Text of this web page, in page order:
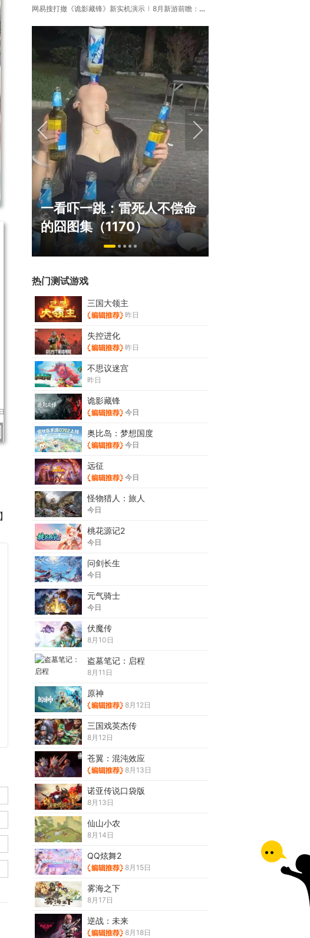
网易搜打撤《诡影藏锋》新实机演示 8月新游前瞻：《诡秘之主》领衔
绅士日报：国游泳装皮涩度
拉爆了！大雷熟女上演蒙眼
play
热门测试游戏
三国大领主
昨日
失控进化
昨日
不思议迷宫
昨日
诡影藏锋
今日
奥比岛：梦想国度
今日
远征
今日
怪物猎人：旅人
今日
桃花源记2
今日
问剑长生
今日
元气骑士
今日
伏魔传
8月10日
盗墓笔记：启程
8月11日
原神
8月12日
三国戏英杰传
8月12日
苍翼：混沌效应
8月13日
诺亚传说口袋版
8月13日
仙山小农
8月14日
QQ炫舞2
8月15日
雾海之下
8月17日
逆战：未来
8月18日